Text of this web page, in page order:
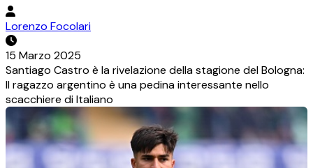
Lorenzo Focolari
15 Marzo 2025
Santiago Castro è la rivelazione della stagione del Bologna:
Il ragazzo argentino è una pedina interessante nello
scacchiere di Italiano